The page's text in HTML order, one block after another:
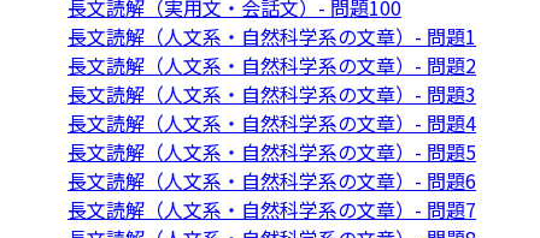
長文読解（実用文・会話文）- 問題100
長文読解（人文系・自然科学系の文章）- 問題1
長文読解（人文系・自然科学系の文章）- 問題2
長文読解（人文系・自然科学系の文章）- 問題3
長文読解（人文系・自然科学系の文章）- 問題4
長文読解（人文系・自然科学系の文章）- 問題5
長文読解（人文系・自然科学系の文章）- 問題6
長文読解（人文系・自然科学系の文章）- 問題7